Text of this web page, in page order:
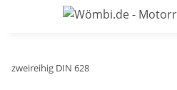
zweireihig DIN 628